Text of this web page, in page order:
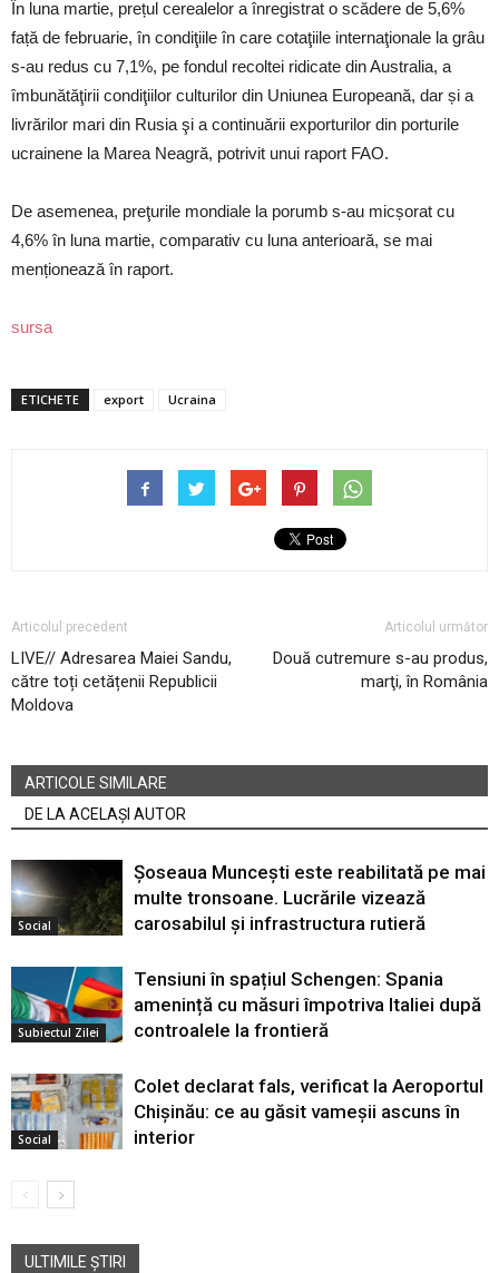
În luna martie, prețul cerealelor a înregistrat o scădere de 5,6%
față de februarie, în condiţiile în care cotaţiile internaţionale la grâu
s-au redus cu 7,1%, pe fondul recoltei ridicate din Australia, a
îmbunătăţirii condiţiilor culturilor din Uniunea Europeană, dar și a
livrărilor mari din Rusia şi a continuării exporturilor din porturile
ucrainene la Marea Neagră, potrivit unui raport FAO.
De asemenea, preţurile mondiale la porumb s-au micșorat cu
4,6% în luna martie, comparativ cu luna anterioară, se mai
menționează în raport.
sursa
ETICHETE export Ucraina
Articolul precedent
LIVE// Adresarea Maiei Sandu,
către toți cetățenii Republicii
Moldova
Articolul următor
Două cutremure s-au produs,
marţi, în România
ARTICOLE SIMILARE
DE LA ACELAȘI AUTOR
Social
Șoseaua Muncești este reabilitată pe mai
multe tronsoane. Lucrările vizează
carosabilul și infrastructura rutieră
Subiectul Zilei
Tensiuni în spațiul Schengen: Spania
amenință cu măsuri împotriva Italiei după
controalele la frontieră
Social
Colet declarat fals, verificat la Aeroportul
Chișinău: ce au găsit vameșii ascuns în
interior
ULTIMILE ȘTIRI